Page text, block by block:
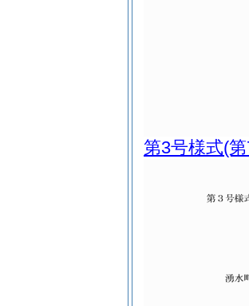
第3号様式(